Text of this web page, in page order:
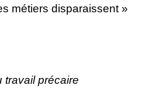
métiers disparaissent »
travail précaire